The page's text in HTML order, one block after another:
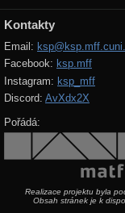
Zadání 3. série
Výsledky
Zadání 2. série
Řešení
Výsledky
Zadání 1. série
Řešení
Kontakty
Email:
Facebook: ksp.mff
Instagram: ksp_mff
Discord: AvXdx2X
Pořádá:
Realizace projektu byla
Obsah stránek je k